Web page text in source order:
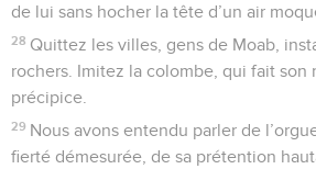
de lui sans hocher la tête d’un air
28 Quittez les villes, gens de Moab,
rochers. Imitez la colombe, qui fait son
précipice.
29 Nous avons entendu parler de
fierté démesurée, de sa prétention